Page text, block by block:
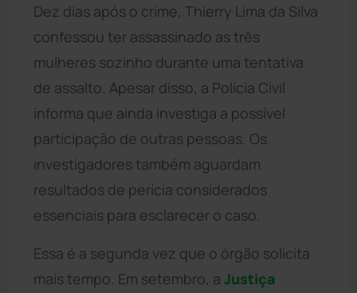
Dez dias após o crime, Thierry Lima da Silva
confessou ter assassinado as três
mulheres sozinho durante uma tentativa
de assalto. Apesar disso, a Polícia Civil
informa que ainda investiga a possível
participação de outras pessoas. Os
investigadores também aguardam
resultados de perícia considerados
essenciais para esclarecer o caso.
Essa é a segunda vez que o órgão solicita
mais tempo. Em setembro, a Justiça